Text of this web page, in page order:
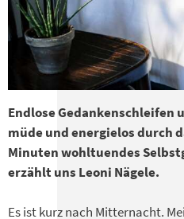
Endlose Gedankenschleifen
müde und energielos durch
Minuten wohltuendes
erzählt uns Leoni Nägele.
Es ist kurz nach Mitternacht.